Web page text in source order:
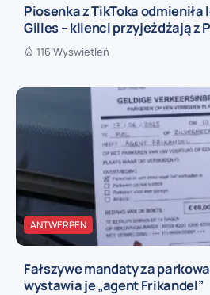
Piosenka z TikToka
Gilles – klienci przyjeżdżają z
116 Wyświetleń
ANTWERPEN
Fałszywe mandaty za
wystawia je „agent Frikandel”